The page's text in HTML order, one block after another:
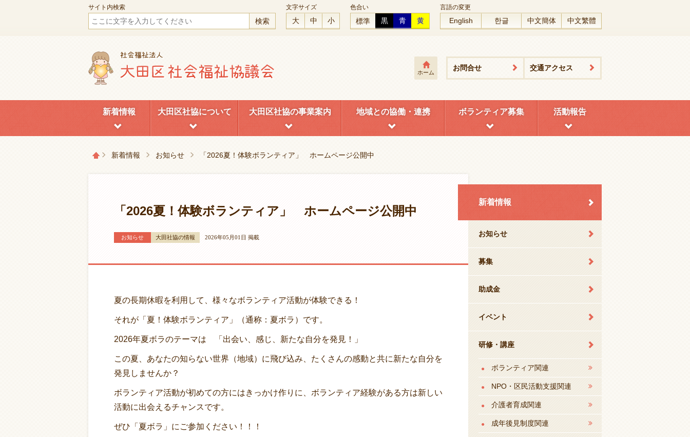
サイト内検索 文字サイズ
大 中 小
色合い
標準 黒 青 黄
言語の変更
English 한글 中文簡体 中文繁體
ホーム
お問合せ 交通アクセス
新着情報 大田区社協について 大田区社協の事業案内 地域との協働・連携 ボランティア募集 活動報告
新着情報 お知らせ 「2026夏！体験ボランティア」 ホームページ公開中
「2026夏！体験ボランティア」 ホームページ公開中
お知らせ 大田社協の情報 2026年05月01日 掲載
夏の長期休暇を利用して、様々なボランティア活動が体験できる！
それが「夏！体験ボランティア」（通称：夏ボラ）です。
2026年夏ボラのテーマは 「出会い、感じ、新たな自分を発見！」
この夏、あなたの知らない世界（地域）に飛び込み、たくさんの感動と共に新たな自分を
発見しませんか？
ボランティア活動が初めての方にはきっかけ作りに、ボランティア経験がある方は新しい
活動に出会えるチャンスです。
ぜひ「夏ボラ」にご参加ください！！！
新着情報
お知らせ
募集
助成金
イベント
研修・講座
ボランティア関連
NPO・区民活動支援関連
介護者育成関連
成年後見制度関連